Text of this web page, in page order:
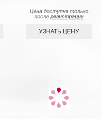
Цена доступна только
после регистрации
УЗНАТЬ ЦЕНУ